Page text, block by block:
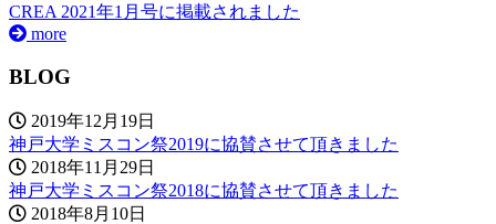
CREA 2021年1月号に掲載されました
more
BLOG
2019年12月19日
神戸大学ミスコン祭2019に協賛させて頂きました
2018年11月29日
神戸大学ミスコン祭2018に協賛させて頂きました
2018年8月10日